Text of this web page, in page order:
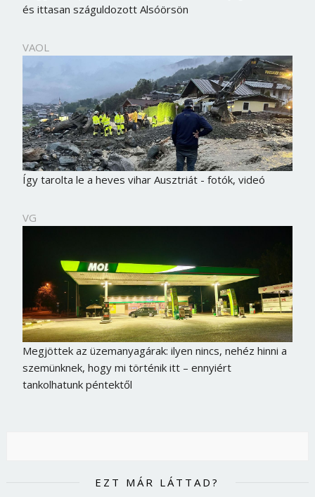
és ittasan száguldozott Alsóörsön
VAOL
Így tarolta le a heves vihar Ausztriát - fotók, videó
VG
Megjöttek az üzemanyagárak: ilyen nincs, nehéz hinni a
szemünknek, hogy mi történik itt – ennyiért
tankolhatunk péntektől
EZT MÁR LÁTTAD?